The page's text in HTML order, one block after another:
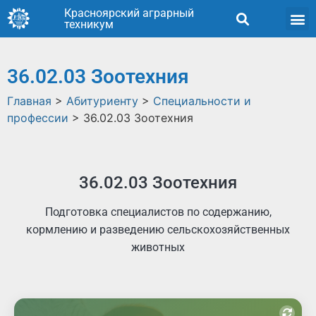
Красноярский аграрный
техникум
36.02.03 Зоотехния
Главная > Абитуриенту > Специальности и
профессии > 36.02.03 Зоотехния
36.02.03 Зоотехния
Подготовка специалистов по содержанию,
кормлению и разведению сельскохозяйственных
животных